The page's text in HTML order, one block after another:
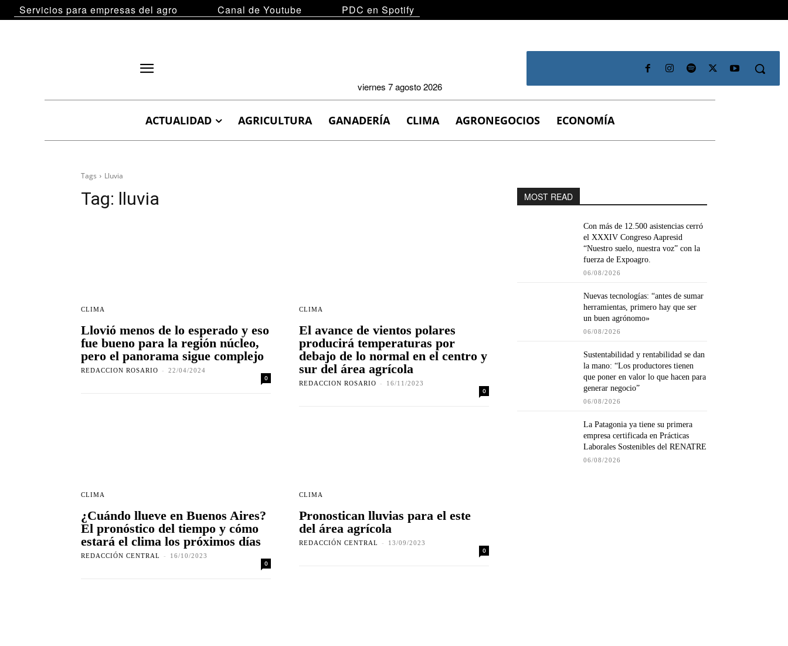
Servicios para empresas del agro Canal de Youtube PDC en Spotify
viernes 7 agosto 2026
ACTUALIDAD AGRICULTURA GANADERÍA CLIMA AGRONEGOCIOS ECONOMÍA
Tags Lluvia
Tag: lluvia
CLIMA
Llovió menos de lo esperado y eso
fue bueno para la región núcleo,
pero el panorama sigue complejo
REDACCION ROSARIO - 22/04/2024
0
CLIMA
El avance de vientos polares
producirá temperaturas por
debajo de lo normal en el centro y
sur del área agrícola
REDACCION ROSARIO - 16/11/2023
0
CLIMA
¿Cuándo llueve en Buenos Aires?
El pronóstico del tiempo y cómo
estará el clima los próximos días
REDACCIÓN CENTRAL - 16/10/2023
0
CLIMA
Pronostican lluvias para el este
del área agrícola
REDACCIÓN CENTRAL - 13/09/2023
0
MOST READ
Con más de 12.500 asistencias cerró
el XXXIV Congreso Aapresid
“Nuestro suelo, nuestra voz” con la
fuerza de Expoagro.
06/08/2026
Nuevas tecnologías: “antes de sumar
herramientas, primero hay que ser
un buen agrónomo»
06/08/2026
Sustentabilidad y rentabilidad se dan
la mano: “Los productores tienen
que poner en valor lo que hacen para
generar negocio”
06/08/2026
La Patagonia ya tiene su primera
empresa certificada en Prácticas
Laborales Sostenibles del RENATRE
06/08/2026